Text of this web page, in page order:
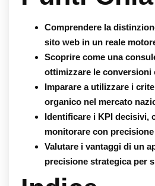
Comprendere la
sito web in un reale
Scoprire come una
ottimizzare le conversioni
Imparare a utilizzare i
organico nel mercato
Identificare i KPI decisivi,
monitorare con
Valutare i vantaggi di un
precisione strategica per